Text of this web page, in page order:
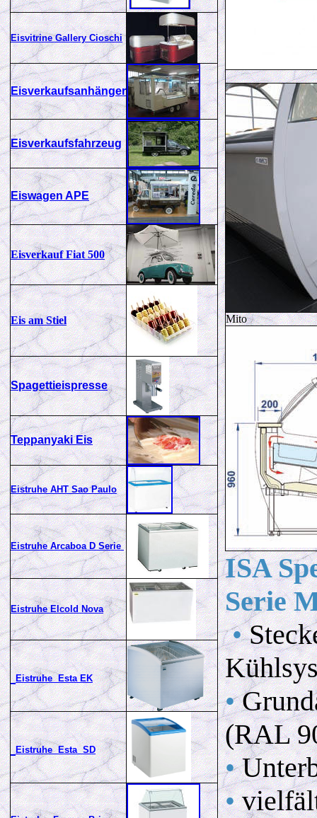
Eisvitrine Gallery Cioschi
Eisverkaufsanhänger
Eisverkaufsfahrzeug
Eiswagen APE
Eisverkauf Fiat 500
Eis am Stiel
Spagettieispresse
Teppanyaki Eis
Eistruhe AHT Sao Paulo
Eistruhe Arcaboa D Serie
Eistruhe Elcold Nova
Eistruhe Esta EK
Eistruhe Esta SD
Mito
ISA
Serie
•
•
(RAL
•
•